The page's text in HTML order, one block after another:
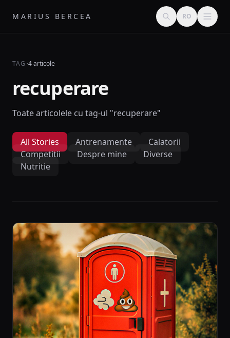
MARIUS BERCEA RO
TAG ·4 articole
recuperare
Toate articolele cu tag-ul "recuperare"
All Stories Antrenamente
Calatorii
Competitii
Despre mine
Diverse
Nutritie